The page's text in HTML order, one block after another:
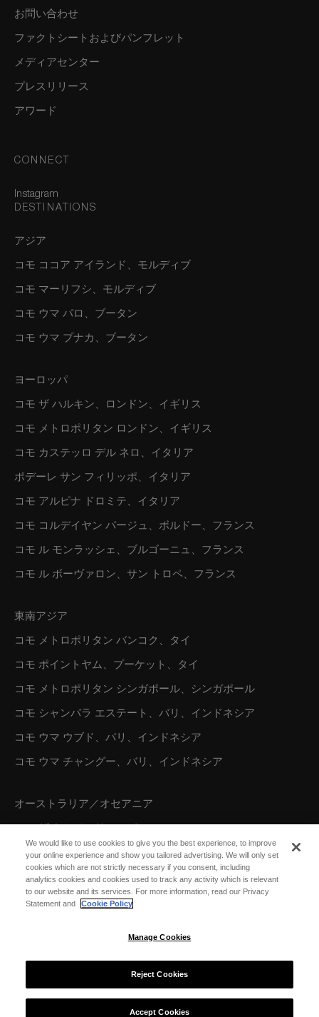
お問い合わせ
ファクトシートおよびパンフレット
メディアセンター
プレスリリース
アワード
CONNECT
Instagram
DESTINATIONS
アジア
コモ ココア アイランド、モルディブ
コモ マーリフシ、モルディブ
コモ ウマ パロ、ブータン
コモ ウマ プナカ、ブータン
ヨーロッパ
コモ ザ ハルキン、ロンドン、イギリス
コモ メトロポリタン ロンドン、イギリス
コモ カステッロ デル ネロ、イタリア
ポデーレ サン フィリッポ、イタリア
コモ アルピナ ドロミテ、イタリア
コモ コルデイヤン バージュ、ボルドー、フランス
コモ ル モンラッシェ、ブルゴーニュ、フランス
コモ ル ボーヴァロン、サン トロペ、フランス
東南アジア
コモ メトロポリタン バンコク、タイ
コモ ポイントヤム、プーケット、タイ
コモ メトロポリタン シンガポール、シンガポール
コモ シャンバラ エステート、バリ、インドネシア
コモ ウマ ウブド、バリ、インドネシア
コモ ウマ チャングー、バリ、インドネシア
オーストラリア／オセアニア
北米
コモ パロット ケイ、タークス カイコス諸島
We would like to use cookies to give you the best experience, to improve
your online experience and show you tailored advertising. We will only set
cookies which are not strictly necessary if you consent, including
analytics cookies and cookies used to track any activity which is relevant
to our website and its services. For more information, read our Privacy
Statement and
Cookie Policy
Manage Cookies
Reject Cookies
Accept Cookies